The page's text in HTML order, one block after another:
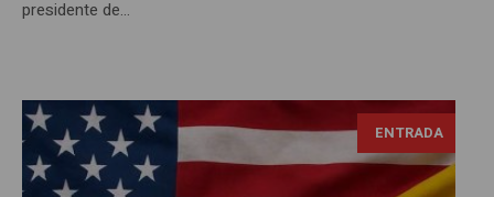
presidente de...
ENTRADA